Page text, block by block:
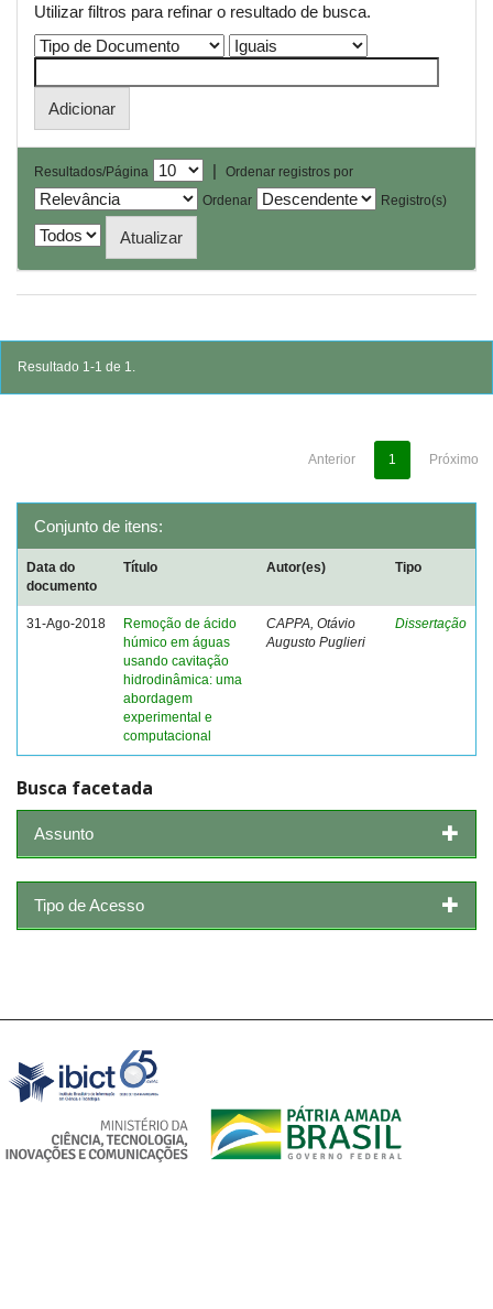
Utilizar filtros para refinar o resultado de busca.
Resultados/Página |
Ordenar registros por
Ordenar
Registro(s)
Resultado 1-1 de 1.
Anterior 1 Próximo
Conjunto de itens:
Data do
documento
Título Autor(es) Tipo
31-Ago-2018
Remoção de ácido
húmico em águas
usando cavitação
hidrodinâmica: uma
abordagem
experimental e
computacional
CAPPA, Otávio
Augusto Puglieri
Dissertação
Busca facetada
Assunto
Tipo de Acesso